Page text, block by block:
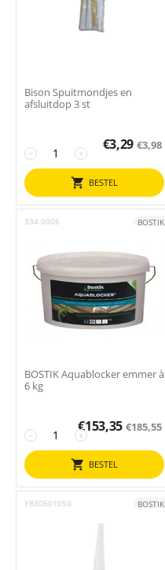
Bison Spuitmondjes en
afsluitdop 3 st
+
−
€3,29 €3,98
BESTEL
334.0006 BOSTIK
BOSTIK Aquablocker emmer à
6 kg
+
−
€153,35 €185,55
BESTEL
YB30601050 BOSTIK